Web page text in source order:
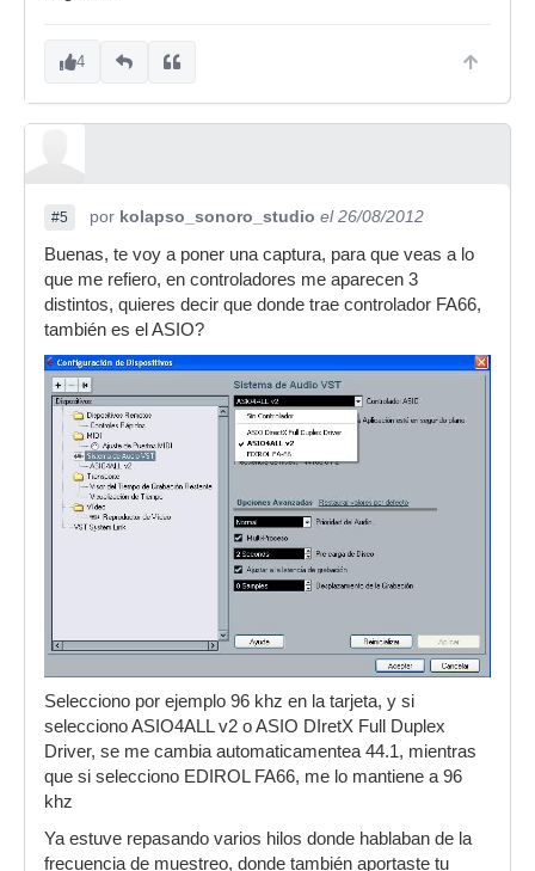
4
#5 por kolapso_sonoro_studio el 26/08/2012
Buenas, te voy a poner una captura, para que veas a lo
que me refiero, en controladores me aparecen 3
distintos, quieres decir que donde trae controlador FA66,
también es el ASIO?
Selecciono por ejemplo 96 khz en la tarjeta, y si
selecciono ASIO4ALL v2 o ASIO DIretX Full Duplex
Driver, se me cambia automaticamentea 44.1, mientras
que si selecciono EDIROL FA66, me lo mantiene a 96
khz
Ya estuve repasando varios hilos donde hablaban de la
frecuencia de muestreo, donde también aportaste tu